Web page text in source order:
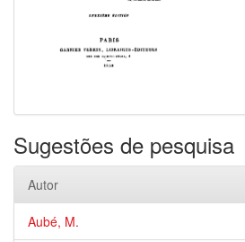
Sugestões de pesquisa
Autor
Aubé, M.